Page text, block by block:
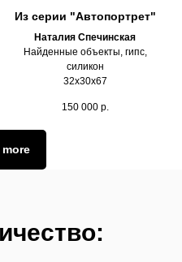
Из серии "Автопортрет"
Наталия Спечинская
Найденные объекты, гипс,
силикон
32х30х67
150 000 р.